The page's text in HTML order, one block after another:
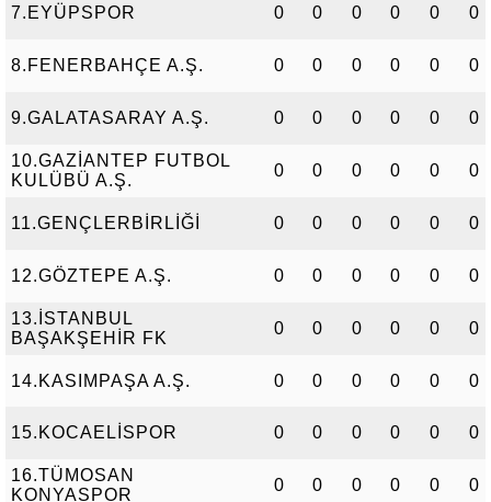
7.EYÜPSPOR 0 0 0 0 0 0
8.FENERBAHÇE A.Ş. 0 0 0 0 0 0
9.GALATASARAY A.Ş. 0 0 0 0 0 0
10.GAZİANTEP FUTBOL
KULÜBÜ A.Ş.
0 0 0 0 0 0
11.GENÇLERBİRLİĞİ 0 0 0 0 0 0
12.GÖZTEPE A.Ş. 0 0 0 0 0 0
13.İSTANBUL
BAŞAKŞEHİR FK
0 0 0 0 0 0
14.KASIMPAŞA A.Ş. 0 0 0 0 0 0
15.KOCAELİSPOR 0 0 0 0 0 0
16.TÜMOSAN
KONYASPOR
0 0 0 0 0 0